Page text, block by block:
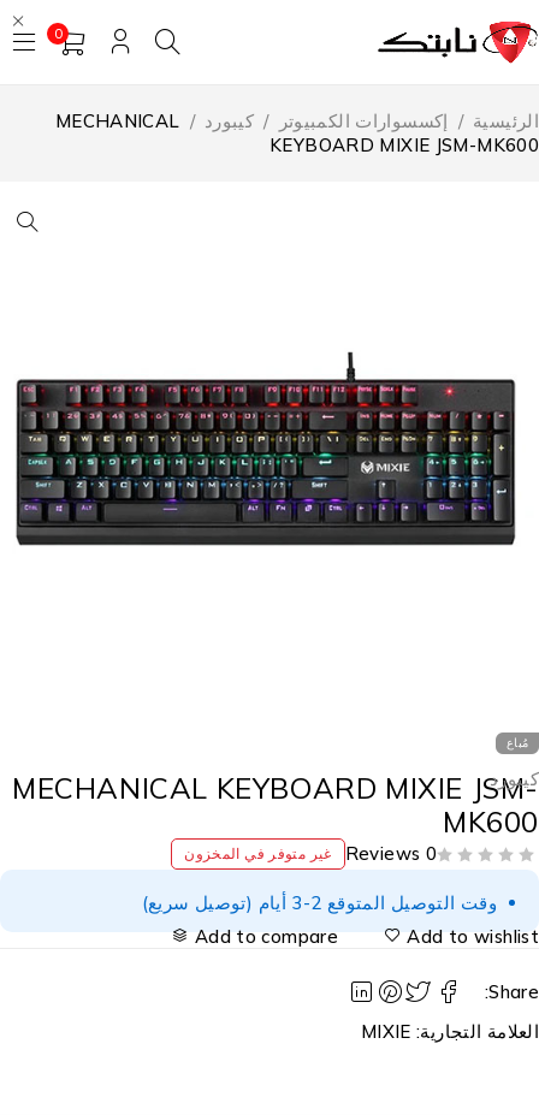
0
/ إكسسوارات الكمبيوتر كيبورد /
MECHANICAL
KEYBOARD MIXIE JSM-
مُباع
MECHANICAL KEYBOARD MIXIE
0 Reviews غير متوفر في المخزون
وقت التوصيل المتوقع 2-3 أيام (توصيل سريع)
Add to
Add to compare
التجارية:MIXIE